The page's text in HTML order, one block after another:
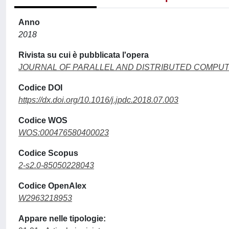
Anno
2018
Rivista su cui è pubblicata l'opera
JOURNAL OF PARALLEL AND DISTRIBUTED
Codice DOI
https://dx.doi.org/10.1016/j.jpdc.2018.07.003
Codice WOS
WOS:000476580400023
Codice Scopus
2-s2.0-85050228043
Codice OpenAlex
W2963218953
Appare nelle tipologie: